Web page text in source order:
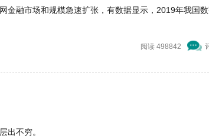
金融市场和规模急速扩张，有数据显示，2019年我国
阅读 498842
出不穷。